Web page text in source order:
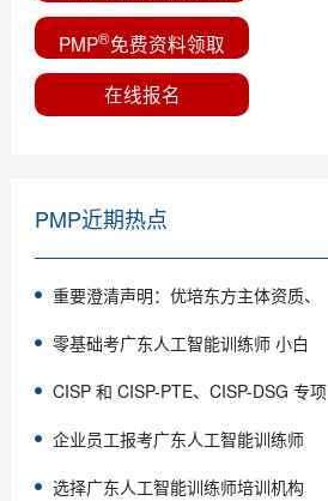
PMP®免费资料领取
在线报名
PMP近期热点
重要澄清声明：优培东方主体资质、
零基础考广东人工智能训练师 小白
CISP 和 CISP-PTE、CISP-DSG 专项
企业员工报考广东人工智能训练师
选择广东人工智能训练师培训机构